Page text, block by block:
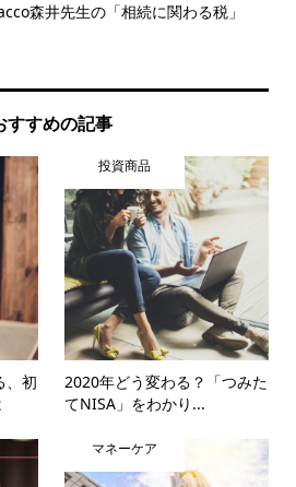
森井先生の「相続に関わる税」
すすめの記事
、初
投資商品
2020年どう変わる？「つみた
てNISA」をわかり...
マネーケア